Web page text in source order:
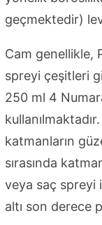
geçmektedir)
Cam genellikle,
spreyi çeşitleri
250 ml 4
katmanların
sırasında
veya saç spreyi
altı son derece